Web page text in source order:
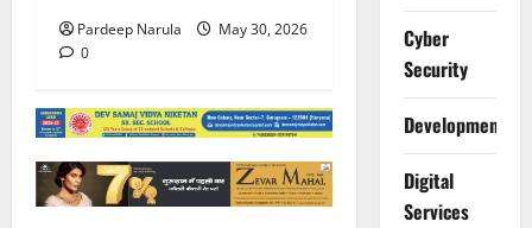
Pardeep Narula
May 30, 2026
0
Cyber
Security
Development
Digital
Services